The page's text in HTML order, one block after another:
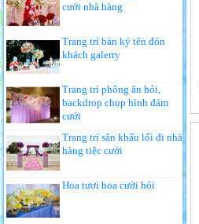
cưới nhà hàng
Trang trí bàn ký tên đón
khách galerry
Trang trí phông ăn hỏi,
backdrop chụp hình đám
cưới
Trang trí sân khấu lối đi nhà
hàng tiệc cưới
Hoa tươi hoa cưới hỏi